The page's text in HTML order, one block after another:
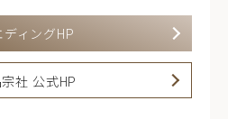
ディングHP
社 公式HP